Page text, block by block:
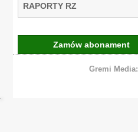
RAPORTY RZ
Zamów abonament
Gremi Media: